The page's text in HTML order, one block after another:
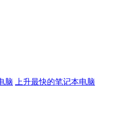
脑 上升最快的笔记本电脑